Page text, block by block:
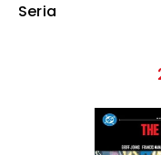
Seria